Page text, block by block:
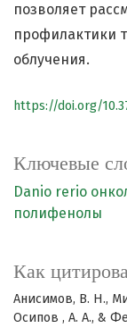
Ключевые
Danio rerio
полифенолы
Как
Анисимов, В. Н.,
Осипов , А. А., &
позволяет
профилактики
облучения.
https://doi.org/